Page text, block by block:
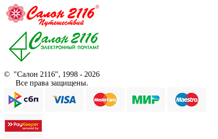
© "Салон 2116", 1998 - 2026
Все права защищены.